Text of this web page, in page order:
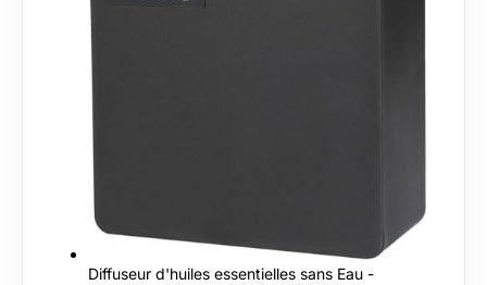
Diffuseur d'huiles essentielles sans Eau -